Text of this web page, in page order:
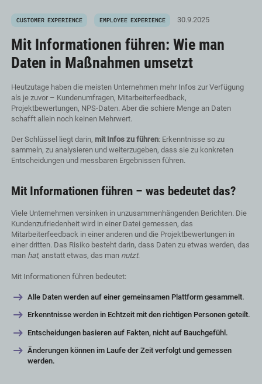
CUSTOMER EXPERIENCE EMPLOYEE EXPERIENCE 30.9.2025
Mit Informationen führen: Wie man
Daten in Maßnahmen umsetzt
Heutzutage haben die meisten Unternehmen mehr Infos zur Verfügung
als je zuvor – Kundenumfragen, Mitarbeiterfeedback,
Projektbewertungen, NPS-Daten. Aber die schiere Menge an Daten
schafft allein noch keinen Mehrwert.
Der Schlüssel liegt darin,mit Infos zu führen: Erkenntnisse so zu
sammeln, zu analysieren und weiterzugeben, dass sie zu konkreten
Entscheidungen und messbaren Ergebnissen führen.
Mit Informationen führen – was bedeutet das?
Viele Unternehmen versinken in unzusammenhängenden Berichten. Die
Kundenzufriedenheit wird in einer Datei gemessen, das
Mitarbeiterfeedback in einer anderen und die Projektbewertungen in
einer dritten. Das Risiko besteht darin, dass Daten zu etwas werden, das
man hat, anstatt etwas, das man nutzt.
Mit Informationen führen bedeutet:
Alle Daten werden auf einer gemeinsamen Plattform gesammelt.
Erkenntnisse werden in Echtzeit mit den richtigen Personen geteilt.
Entscheidungen basieren auf Fakten, nicht auf Bauchgefühl.
Änderungen können im Laufe der Zeit verfolgt und gemessen
werden.